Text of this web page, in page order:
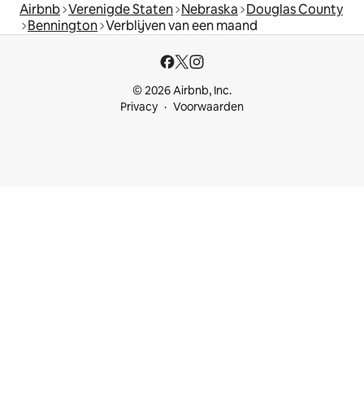
Airbnb Verenigde Staten Nebraska Douglas County
Bennington Verblijven van een maand
© 2026 Airbnb, Inc.
Privacy
Voorwaarden